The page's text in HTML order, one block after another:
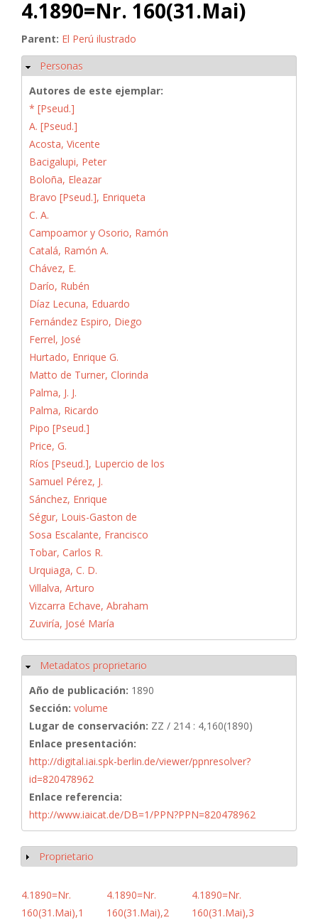
4.1890=Nr. 160(31.Mai)
Parent: El Perú ilustrado
Ocultar
Personas
Autores de este ejemplar:
* [Pseud.]
A. [Pseud.]
Acosta, Vicente
Bacigalupi, Peter
Boloña, Eleazar
Bravo [Pseud.], Enriqueta
C. A.
Campoamor y Osorio, Ramón
Catalá, Ramón A.
Chávez, E.
Darío, Rubén
Díaz Lecuna, Eduardo
Fernández Espiro, Diego
Ferrel, José
Hurtado, Enrique G.
Matto de Turner, Clorinda
Palma, J. J.
Palma, Ricardo
Pipo [Pseud.]
Price, G.
Ríos [Pseud.], Lupercio de los
Samuel Pérez, J.
Sánchez, Enrique
Ségur, Louis-Gaston de
Sosa Escalante, Francisco
Tobar, Carlos R.
Urquiaga, C. D.
Villalva, Arturo
Vizcarra Echave, Abraham
Zuviría, José María
Ocultar
Metadatos proprietario
Año de publicación: 1890
Sección: volume
Lugar de conservación: ZZ / 214 : 4,160(1890)
Enlace presentación:
http://digital.iai.spk-berlin.de/viewer/ppnresolver?
id=820478962
Enlace referencia:
http://www.iaicat.de/DB=1/PPN?PPN=820478962
Mostrar
Proprietario
4.1890=Nr.
160(31.Mai),1
4.1890=Nr.
160(31.Mai),2
4.1890=Nr.
160(31.Mai),3